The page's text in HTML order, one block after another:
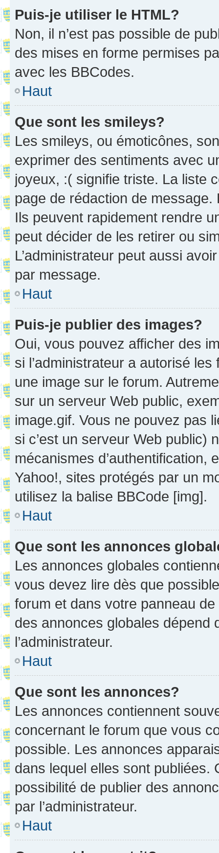
Puis-je utiliser le HTML?
Non, il n’est pas possible de
des mises en forme permises
avec les BBCodes.
Haut
Que sont les smileys?
Les smileys, ou émoticônes,
exprimer des sentiments avec
joyeux, :( signifie triste. La liste
page de rédaction de
Ils peuvent rapidement rendre
peut décider de les retirer ou
L’administrateur peut aussi
par message.
Haut
Puis-je publier des images?
Oui, vous pouvez afficher des
si l’administrateur a autorisé
une image sur le forum.
sur un serveur Web public,
image.gif. Vous ne pouvez pas
si c’est un serveur Web public)
mécanismes d’authentification,
Yahoo!, sites protégés par un
utilisez la balise BBCode [img].
Haut
Que sont les annonces
Les annonces globales
vous devez lire dès que
forum et dans votre panneau
des annonces globales dépend
l’administrateur.
Haut
Que sont les annonces?
Les annonces contiennent
concernant le forum que vous
possible. Les annonces
dans lequel elles sont publiées.
possibilité de publier des
par l’administrateur.
Haut